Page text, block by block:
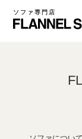
ソファ専門店